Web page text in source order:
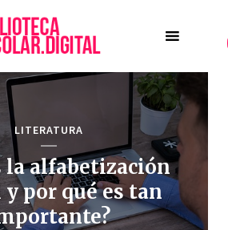
LITERATURA
la alfabetización
por qué es tan